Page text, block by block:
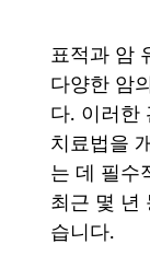
표적과 암
다양한 암
다. 이러한
치료법을
는 데 필수
최근 몇 년
습니다.